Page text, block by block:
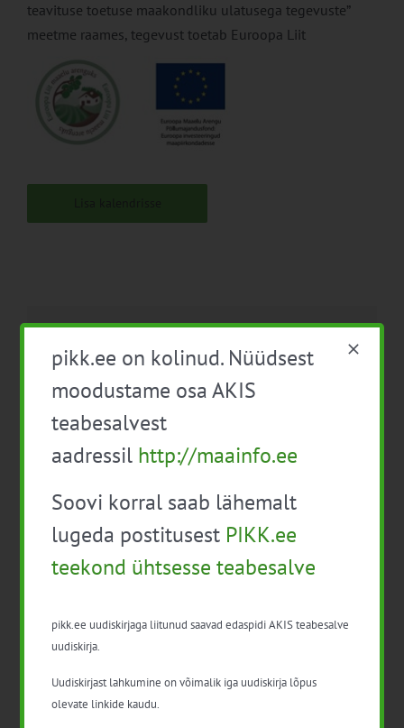
teavituse toetuse maakondliku ulatusega tegevuste”
meetme raames, tegevust toetab Euroopa Liit
Teadlase vaade maaelu
arengule “Agroturism –
Kuidas metsaomanikuna
deklareerida oma tulusid ja
Detailid
pikk.ee on kolinud. Nüüdsest
moodustame osa AKIS
teabesalvest
aadressil http://maainfo.ee
Soovi korral saab lähemalt
lugeda postitusest PIKK.ee
teekond ühtsesse teabesalve
pikk.ee uudiskirjaga liitunud saavad edaspidi AKIS teabesalve
uudiskirja.
Uudiskirjast lahkumine on võimalik iga uudiskirja lõpus
olevate linkide kaudu.